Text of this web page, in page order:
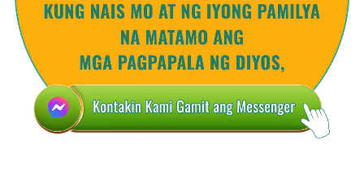
Diyosat pagsunod sa Diyos, at hindi maaaring ang
isang tao ay makinig at sumunod sa mga tao bilang
kahalili ng Diyos. Si Meng Changlin at ang iba pa,
sa pamamagitan ng paghahanap at pagsisiyasat, ay
nakikita na ang mga salita ng Makapangyarihang
Diyos ay pawang katotohanan at ang tinig ng Diyos,